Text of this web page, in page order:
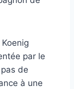
par le
de
à une